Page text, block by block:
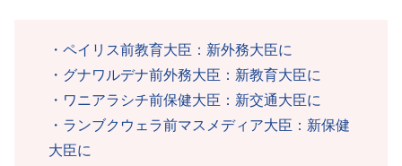
・ペイリス前教育大臣：新外務大臣に
・グナワルデナ前外務大臣：新教育大臣に
・ワニアラシチ前保健大臣：新交通大臣に
・ランブクウェラ前マスメディア大臣：新保健
大臣に